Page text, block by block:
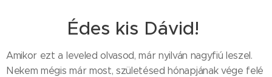
Édes kis Dávid!
Amikor ezt a leveled olvasod, már nyilván nagyfiú leszel.
Nekem mégis már most, születésed hónapjának vége felé